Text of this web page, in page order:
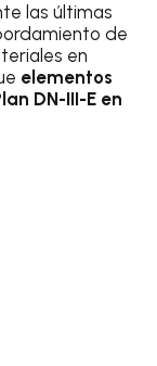
las últimas
de
en
elementos
DN-III-E en